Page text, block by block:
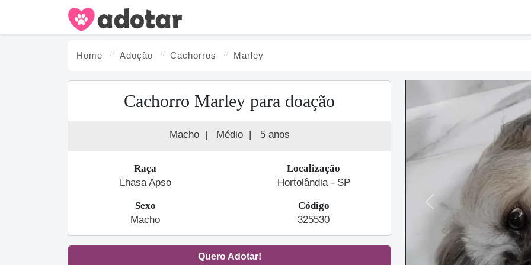
Home Adoção Cachorros Marley
Cachorro Marley para doação
Macho | Médio | 5 anos
Raça
Lhasa Apso
Localização
Hortolândia - SP
Sexo
Macho
Código
325530
Quero Adotar!
Previous